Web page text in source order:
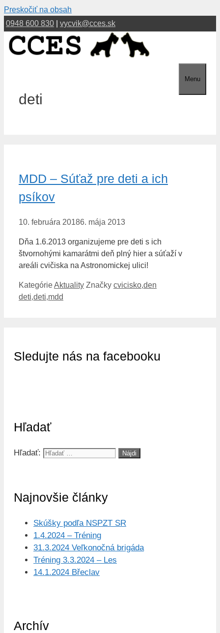
Preskočiť na obsah
0948 600 830
vycvik@cces.sk
Menu
deti
MDD – Súťaž pre deti a ich
psíkov
10. februára 20186. mája 2013
Dňa 1.6.2013 organizujeme pre deti s ich
štvornohými kamarátmi deň plný hier a súťaží v
areáli cvičiska na Astronomickej ulici!
KategórieAktuality Značky cvicisko,den
deti,deti,mdd
Sledujte nás na facebooku
Hľadať
Hľadať:
Najnovšie články
Skúšky podľa NSPZT SR
1.4.2024 – Tréning
31.3.2024 Veľkonočná brigáda
Tréning 3.3.2024 – Les
14.1.2024 Břeclav
Archív